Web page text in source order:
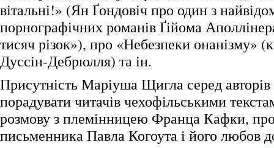
вітальні!» (Ян Ґондовіч про один з
порнографічних романів Ґійома
тисяч різок»), про «Небезпеки онанізму»
Дуссін-Дебрюлля) та ін.
Присутність Маріуша Щигла серед
порадувати читачів чехофільськими
розмову з племінницею Франца Кафки,
письменника Павла Когоута і його любов